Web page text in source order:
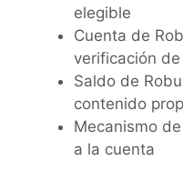
elegible
Cuenta de
verificación
Saldo de
contenido
Mecanismo
a la cuenta